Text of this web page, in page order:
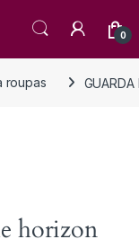
0
roupas
horizon